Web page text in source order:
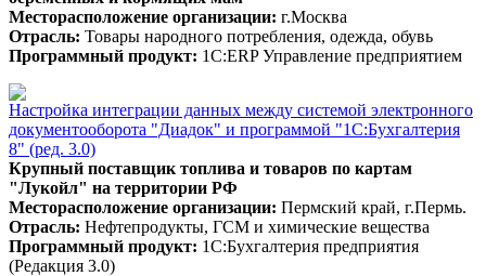
Месторасположение организации: г.Москва
Отрасль: Товары народного потребления, одежда, обувь
Программный продукт: 1С:ERP Управление предприятием
Настройка интеграции данных между системой электронного
документооборота "Диадок" и программой "1С:Бухгалтерия
8" (ред. 3.0)
Крупный поставщик топлива и товаров по картам
"Лукойл" на территории РФ
Месторасположение организации: Пермский край, г.Пермь.
Отрасль: Нефтепродукты, ГСМ и химические вещества
Программный продукт: 1С:Бухгалтерия предприятия
(Редакция 3.0)